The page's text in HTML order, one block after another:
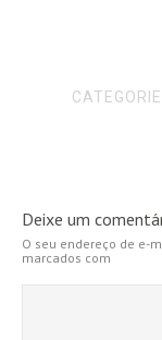
Deixe um
O seu endereço de e-
marcados com